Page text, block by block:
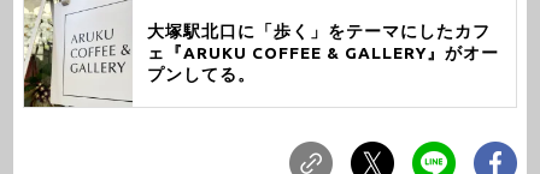
大塚駅北口に「歩く」をテーマにしたカフ
ェ『ARUKU COFFEE & GALLERY』がオー
プンしてる。